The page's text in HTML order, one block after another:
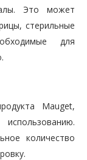
Это может
стерильные
для
Mauget,
количество